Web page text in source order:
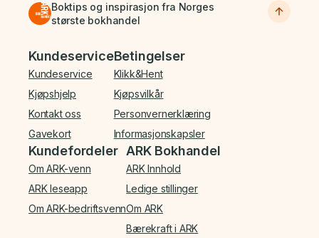
Boktips og inspirasjon fra Norges
største bokhandel
Bunnmeny
Kundeservice
Kundeservice
Kjøpshjelp
Kontakt oss
Gavekort
Betingelser
Klikk&Hent
Kjøpsvilkår
Personvernerklæring
Informasjonskapsler
Kundefordeler
Om ARK-venn
ARK leseapp
Om ARK-bedriftsvenn
ARK Bokhandel
ARK Innhold
Ledige stillinger
Om ARK
Bærekraft i ARK